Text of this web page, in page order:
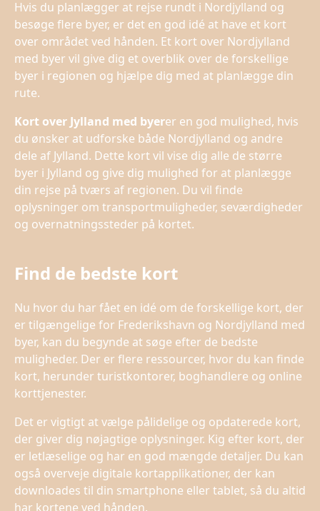
Hvis du planlægger at rejse rundt i Nordjylland og
besøge flere byer, er det en god idé at have et kort
over området ved hånden. Et kort over Nordjylland
med byer vil give dig et overblik over de forskellige
byer i regionen og hjælpe dig med at planlægge din
rute.
Kort over Jylland med byerer en god mulighed, hvis
du ønsker at udforske både Nordjylland og andre
dele af Jylland. Dette kort vil vise dig alle de større
byer i Jylland og give dig mulighed for at planlægge
din rejse på tværs af regionen. Du vil finde
oplysninger om transportmuligheder, seværdigheder
og overnatningssteder på kortet.
Find de bedste kort
Nu hvor du har fået en idé om de forskellige kort, der
er tilgængelige for Frederikshavn og Nordjylland med
byer, kan du begynde at søge efter de bedste
muligheder. Der er flere ressourcer, hvor du kan finde
kort, herunder turistkontorer, boghandlere og online
korttjenester.
Det er vigtigt at vælge pålidelige og opdaterede kort,
der giver dig nøjagtige oplysninger. Kig efter kort, der
er letlæselige og har en god mængde detaljer. Du kan
også overveje digitale kortapplikationer, der kan
downloades til din smartphone eller tablet, så du altid
har kortene ved hånden.